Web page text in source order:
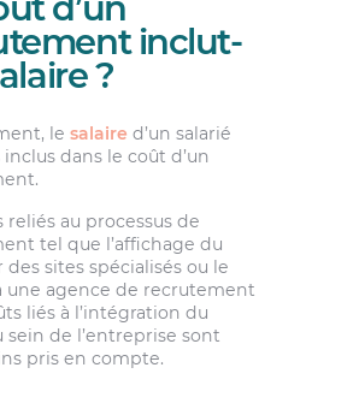
inclut-
?
le salaire d’un salarié
inclus dans le coût d’un
reliés au processus de
tel que l’affichage du
des sites spécialisés ou le
une agence de recrutement
liés à l’intégration du
sein de l’entreprise sont
pris en compte.